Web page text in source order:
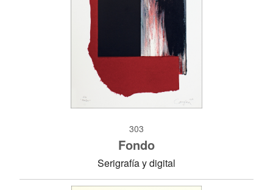
303
Fondo
Serigrafía y digital